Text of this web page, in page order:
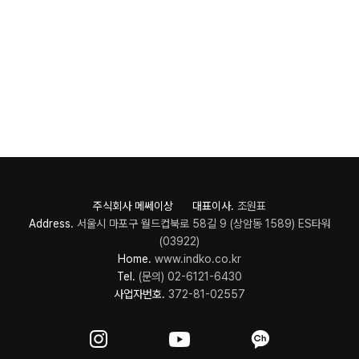
주식회사 메쎄이상 대표이사. 조원표
Address. 서울시 마포구 월드컵북로 58길 9 (상암동 1589) ES타워
(03922)
Home. www.indko.co.kr
Tel. (문의) 02-6121-6430
사업자번호. 372-81-02557